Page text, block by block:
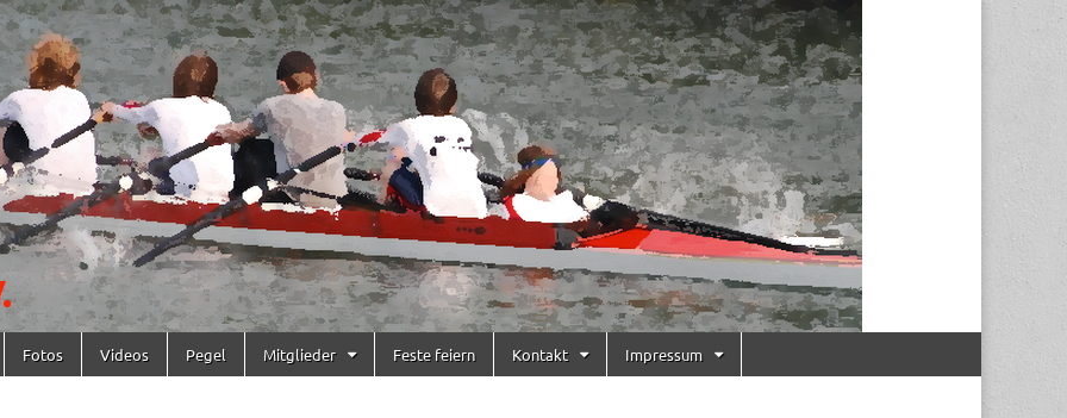
Fotos Videos Pegel Mitglieder Feste feiern Kontakt Impressum